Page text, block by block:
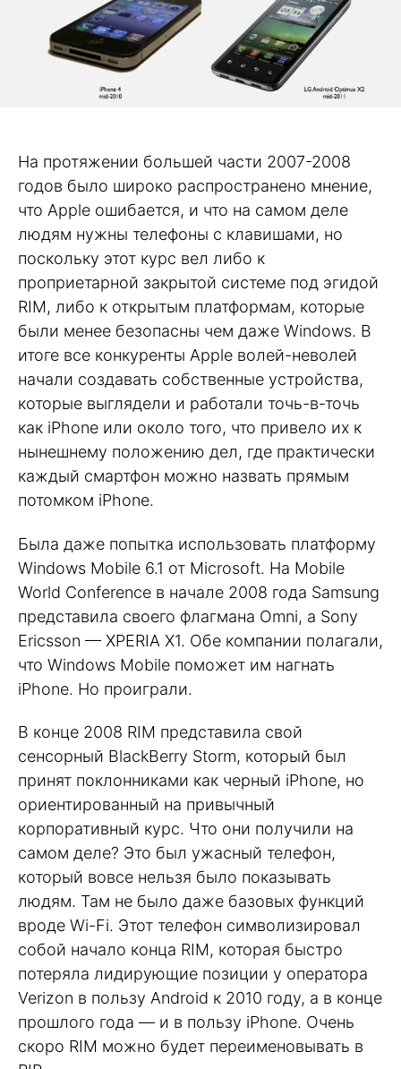
На протяжении большей части 2007-2008
годов было широко распространено мнение,
что Apple ошибается, и что на самом деле
людям нужны телефоны с клавишами, но
поскольку этот курс вел либо к
проприетарной закрытой системе под эгидой
RIM, либо к открытым платформам, которые
были менее безопасны чем даже Windows. В
итоге все конкуренты Apple волей-неволей
начали создавать собственные устройства,
которые выглядели и работали точь-в-точь
как iPhone или около того, что привело их к
нынешнему положению дел, где практически
каждый смартфон можно назвать прямым
потомком iPhone.
Была даже попытка использовать платформу
Windows Mobile 6.1 от Microsoft. На Mobile
World Conference в начале 2008 года Samsung
представила своего флагмана Omni, а Sony
Ericsson — XPERIA X1. Обе компании полагали,
что Windows Mobile поможет им нагнать
iPhone. Но проиграли.
В конце 2008 RIM представила свой
сенсорный BlackBerry Storm, который был
принят поклонниками как черный iPhone, но
ориентированный на привычный
корпоративный курс. Что они получили на
самом деле? Это был ужасный телефон,
который вовсе нельзя было показывать
людям. Там не было даже базовых функций
вроде Wi-Fi. Этот телефон символизировал
собой начало конца RIM, которая быстро
потеряла лидирующие позиции у оператора
Verizon в пользу Android к 2010 году, а в конце
прошлого года — и в пользу iPhone. Очень
скоро RIM можно будет переименовывать в